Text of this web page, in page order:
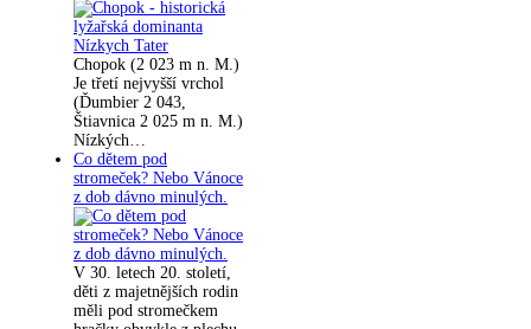
Chopok (2 023 m n. M.)
Je třetí nejvyšší vrchol
(Ďumbier 2 043,
Štiavnica 2 025 m n. M.)
Nízkých…
Co dětem pod
stromeček? Nebo Vánoce
z dob dávno minulých.
V 30. letech 20. století,
děti z majetnějších rodin
měli pod stromečkem